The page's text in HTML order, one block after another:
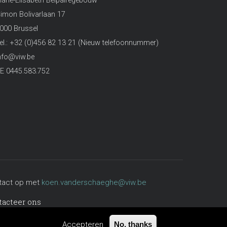
Bolivarlaan 17
Brussel
+32 (0)456 82 13 21 (Nieuw telefoonnummer)
0445.583.752
op met koen.vanderschaeghe@viw.be
ons
Accepteren No, thanks